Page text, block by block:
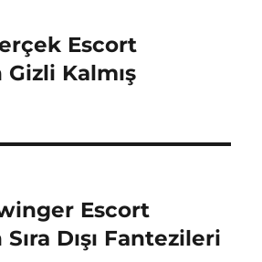
Escort
Gizli Kalmış
Escort
Dışı Fantezileri